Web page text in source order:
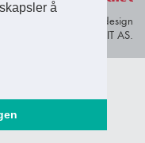
å
Briefing Fosen.
Webdesign
av Lindbak IT AS.